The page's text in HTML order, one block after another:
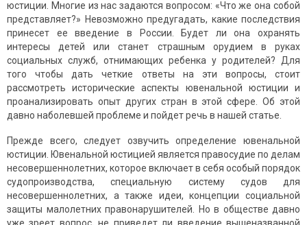
юстиции. Многие из нас задаются вопросом: «Что же она собой
представляет?» Невозможно предугадать, какие последствия
принесет ее введение в России. Будет ли она охранять
интересы детей или станет страшным орудием в руках
социальных служб, отнимающих ребенка у родителей? Для
того чтобы дать четкие ответы на эти вопросы, стоит
рассмотреть исторические аспекты ювенальной юстиции и
проанализировать опыт других стран в этой сфере. Об этой
давно наболевшей проблеме и пойдет речь в нашей статье.
Прежде всего, следует озвучить определение ювенальной
юстиции. Ювенальной юстицией является правосудие по делам
несовершеннолетних, которое включает в себя особый порядок
судопроизводства, специальную систему судов для
несовершеннолетних, а также идеи, концепции социальной
защиты малолетних правонарушителей. Но в обществе давно